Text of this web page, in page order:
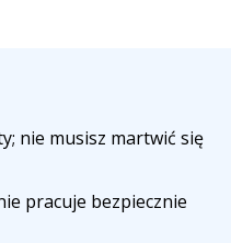
nie musisz martwić się
pracuje bezpiecznie